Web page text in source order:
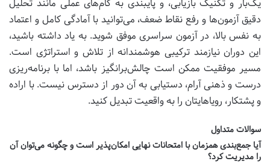
یک‌بار و تکنیک بازیابی، و پایبندی به گام‌های عملی مانند تحلیل
دقیق آزمون‌ها و رفع نقاط ضعف، می‌توانید با آمادگی کامل و اعتماد
به نفس بالا، در آزمون سراسری موفق شوید. به یاد داشته باشید،
این دوران نیازمند ترکیبی هوشمندانه از تلاش و استراتژی است.
مسیر موفقیت ممکن است چالش‌برانگیز باشد، اما با برنامه‌ریزی
درست و ذهنی آرام، دستیابی به آن دور از دسترس نیست. با اراده
و پشتکار، رویاهایتان را به واقعیت تبدیل کنید.
سوالات متداول
آیا جمع‌بندی همزمان با امتحانات نهایی امکان‌پذیر است و چگونه می‌توان آن
را مدیریت کرد؟